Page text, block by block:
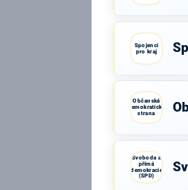
Spojenci
pro kraj
Občanská
demokratická
strana
Svoboda a
přímá
demokracie
(SPD)